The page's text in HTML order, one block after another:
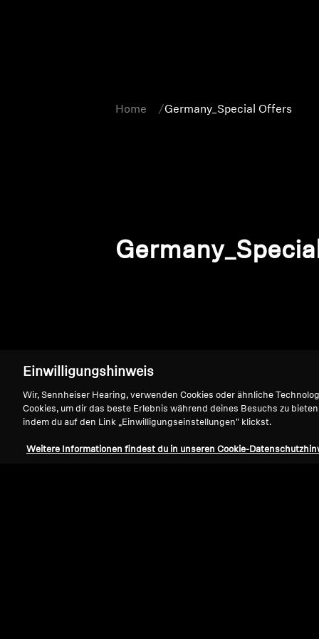
Home Germany_Special Offers
Einwilligungshinweis
Wir, Sennheiser Hearing, verwenden Cookies oder ähnliche
Cookies, um dir das beste Erlebnis während deines Besuchs zu
indem du auf den Link „Einwilligungseinstellungen" klickst.
Weitere Informationen findest du in unseren Cookie-